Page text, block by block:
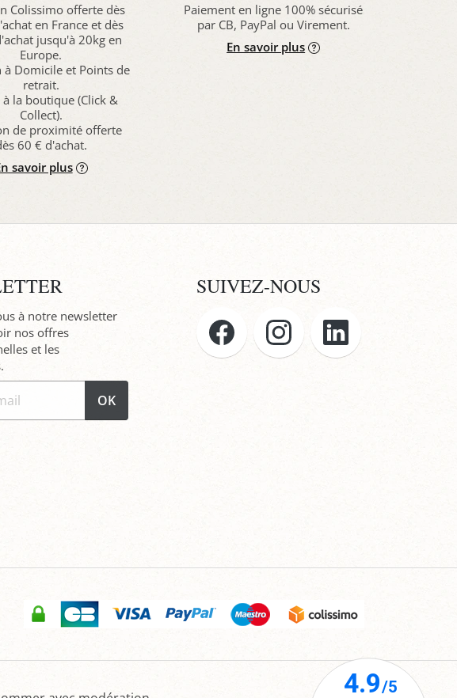
Colissimo offerte dès
en France et dès
jusqu'à 20kg en
Europe.
à Domicile et Points de
retrait.
à la boutique (Click &
Collect).
de proximité offerte
60 € d'achat.
savoir plus
Paiement en ligne 100% sécurisé
par CB, PayPal ou Virement.
En savoir plus
à notre newsletter
nos offres
et les
OK
SUIVEZ-NOUS